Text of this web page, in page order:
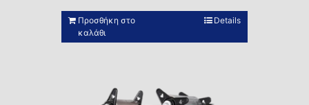
Προσθήκη στο
καλάθι
Details